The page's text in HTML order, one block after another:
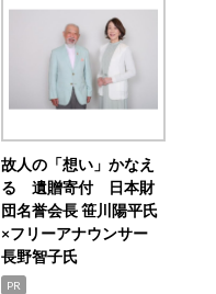
故人の「想い」かなえ
る 遺贈寄付 日本財
団名誉会長 笹川陽平氏
×フリーアナウンサー
長野智子氏
PR